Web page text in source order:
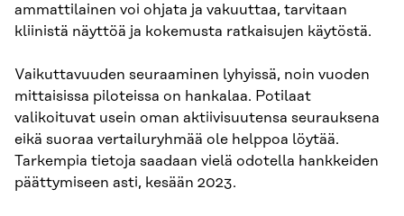
ammattilainen voi ohjata ja vakuuttaa, tarvitaan
kliinistä näyttöä ja kokemusta ratkaisujen käytöstä.
Vaikuttavuuden seuraaminen lyhyissä, noin vuoden
mittaisissa piloteissa on hankalaa. Potilaat
valikoituvat usein oman aktiivisuutensa seurauksena
eikä suoraa vertailuryhmää ole helppoa löytää.
Tarkempia tietoja saadaan vielä odotella hankkeiden
päättymiseen asti, kesään 2023.